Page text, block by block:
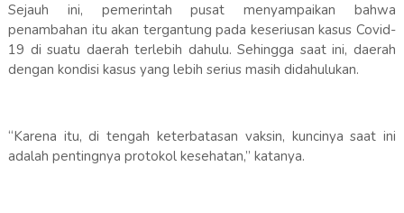
Sejauh ini, pemerintah pusat menyampaikan bahwa
penambahan itu akan tergantung pada keseriusan kasus Covid-
19 di suatu daerah terlebih dahulu. Sehingga saat ini, daerah
dengan kondisi kasus yang lebih serius masih didahulukan.
“Karena itu, di tengah keterbatasan vaksin, kuncinya saat ini
adalah pentingnya protokol kesehatan,” katanya.